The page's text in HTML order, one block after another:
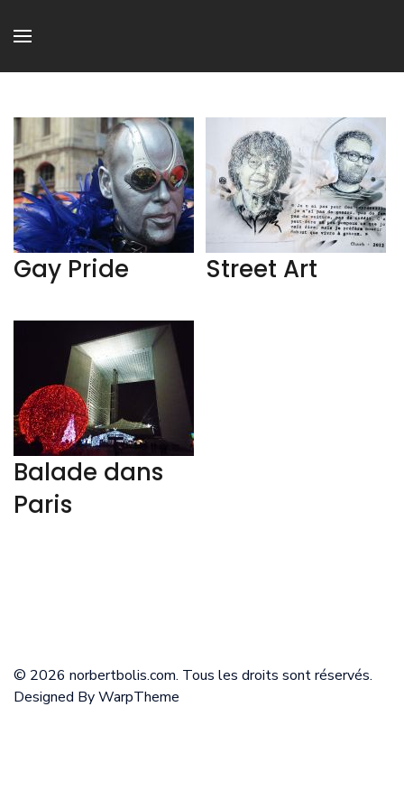
Gay Pride Street Art
Balade dans
Paris
© 2026 norbertbolis.com. Tous les droits sont réservés.
Designed ByWarpTheme